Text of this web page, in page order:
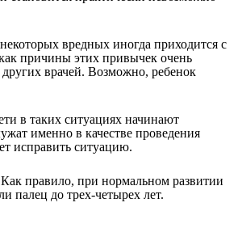
вредных иногда приходится с
причины этих привычек очень
врачей. Возможно, ребенок
в таких ситуациях начинают
именно в качестве проведения
исправить ситуацию.
правило, при нормальном развитии
палец до трех-четырех лет.